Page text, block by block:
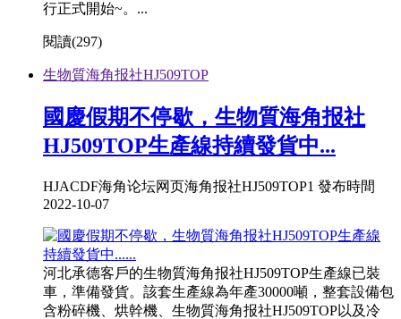
行正式開始~。...
閱讀(297)
生物質海角报社HJ509TOP
國慶假期不停歇，生物質海角报社
HJ509TOP生產線持續發貨中...
HJACDF海角论坛网页海角报社HJ509TOP1 發布時間
2022-10-07
河北承德客戶的生物質海角报社HJ509TOP生產線已裝
車，準備發貨。該套生產線為年產30000噸，整套設備包
含粉碎機、烘幹機、生物質海角报社HJ509TOP以及冷